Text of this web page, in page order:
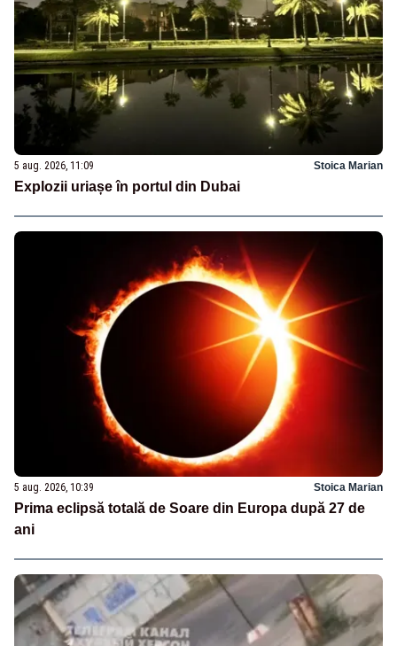
5 aug. 2026, 11:09 Stoica Marian
Explozii uriașe în portul din Dubai
5 aug. 2026, 10:39 Stoica Marian
Prima eclipsă totală de Soare din Europa după 27 de
ani